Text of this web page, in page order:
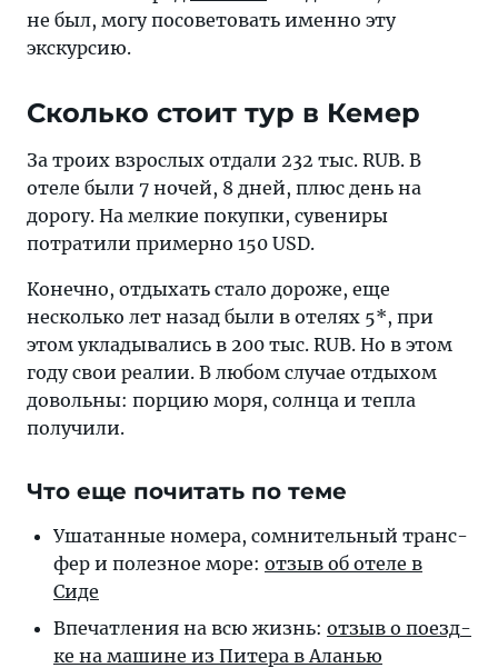
не был, могу посоветовать именно эту
экскурсию.
Сколько стоит тур в Кемер
За троих взрослых отдали 232 тыс. RUB. В
отеле были 7 ночей, 8 дней, плюс день на
дорогу. На мелкие покупки, сувениры
потратили примерно 150 USD.
Конечно, отдыхать стало дороже, еще
несколько лет назад были в отелях 5*, при
этом укладывались в 200 тыс. RUB. Но в этом
году свои реалии. В любом случае отдыхом
довольны: порцию моря, солнца и тепла
получили.
Что еще почитать по теме
Ушатанные номера, со­мни­тель­ный транс­
фер и по­лез­ное мо­ре: от­зыв об оте­ле в
Сиде
Впечатления на всю жизнь: от­зыв о по­езд­
ке на ма­ши­не из Пи­те­ра в Аланью